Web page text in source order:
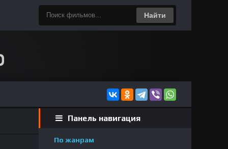
Найти
Панель навигация
По жанрам